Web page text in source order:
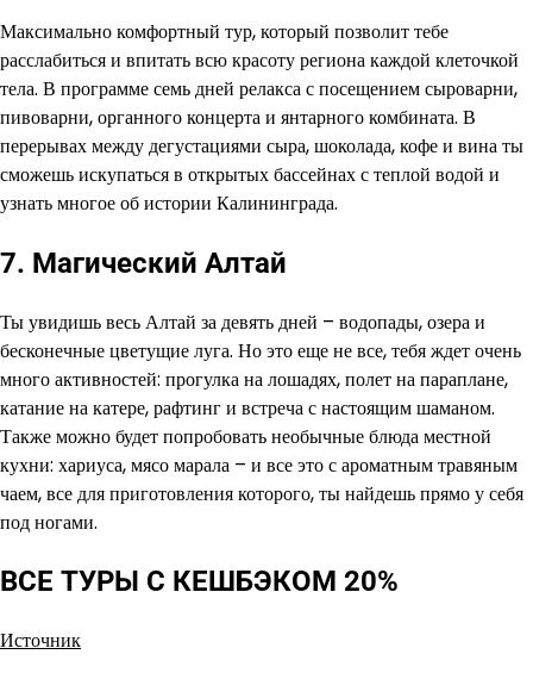
Максимально комфортный тур, который позволит тебе
расслабиться и впитать всю красоту региона каждой клеточкой
тела. В программе семь дней релакса с посещением сыроварни,
пивоварни, органного концерта и янтарного комбината. В
перерывах между дегустациями сыра, шоколада, кофе и вина ты
сможешь искупаться в открытых бассейнах с теплой водой и
узнать многое об истории Калининграда.
7. Магический Алтай
Ты увидишь весь Алтай за девять дней – водопады, озера и
бесконечные цветущие луга. Но это еще не все, тебя ждет очень
много активностей: прогулка на лошадях, полет на параплане,
катание на катере, рафтинг и встреча с настоящим шаманом.
Также можно будет попробовать необычные блюда местной
кухни: хариуса, мясо марала – и все это с ароматным травяным
чаем, все для приготовления которого, ты найдешь прямо у себя
под ногами.
ВСЕ ТУРЫ С КЕШБЭКОМ 20%
Источник